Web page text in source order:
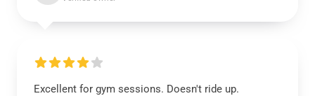
Excellent for gym sessions. Doesn't ride up.